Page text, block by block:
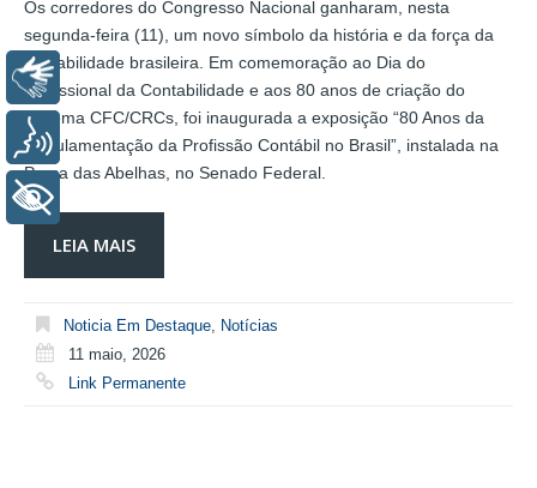
Os corredores do Congresso Nacional ganharam, nesta
segunda-feira (11), um novo símbolo da história e da força da
contabilidade brasileira. Em comemoração ao Dia do
Profissional da Contabilidade e aos 80 anos de criação do
Sistema CFC/CRCs, foi inaugurada a exposição “80 Anos da
Regulamentação da Profissão Contábil no Brasil”, instalada na
Praça das Abelhas, no Senado Federal.
LEIA MAIS
Noticia Em Destaque, Notícias
11 maio, 2026
Link Permanente